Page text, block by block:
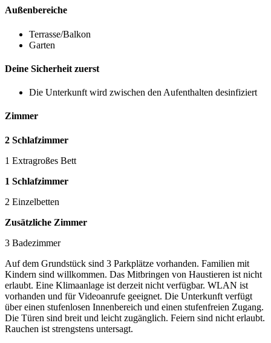
Außenbereiche
Terrasse/Balkon
Garten
Deine Sicherheit zuerst
Die Unterkunft wird zwischen den Aufenthalten desinfiziert
Zimmer
2 Schlafzimmer
1 Extragroßes Bett
1 Schlafzimmer
2 Einzelbetten
Zusätzliche Zimmer
3 Badezimmer
Auf dem Grundstück sind 3 Parkplätze vorhanden. Familien mit
Kindern sind willkommen. Das Mitbringen von Haustieren ist nicht
erlaubt. Eine Klimaanlage ist derzeit nicht verfügbar. WLAN ist
vorhanden und für Videoanrufe geeignet. Die Unterkunft verfügt
über einen stufenlosen Innenbereich und einen stufenfreien Zugang.
Die Türen sind breit und leicht zugänglich. Feiern sind nicht erlaubt.
Rauchen ist strengstens untersagt.